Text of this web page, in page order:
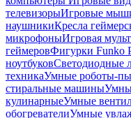
телевизорыИгровые
наушникиКресла
микрофоныИгровая
геймеровФигурки Funko
ноутбуковСветодиодные
техникаУмные роботы-
стиральные машины
кулинарныеУмные
обогревателиУмные